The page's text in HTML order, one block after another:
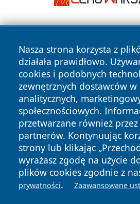
Nasza strona korzysta z
działała prawidłowo.
cookies i podobnych
zewnętrznych dostawców w
analitycznych,
społecznościowych.
przetwarzane również przez
partnerów. Kontynuując
strony lub klikając
wyrażasz zgodę na użycie
plików cookies zgodnie z
prywatności. Zaawansowane
Copyright © 2026 pulsbydgoszczy.pl
zastrzeżone.
News Autorzy
Polityka
Prywatności